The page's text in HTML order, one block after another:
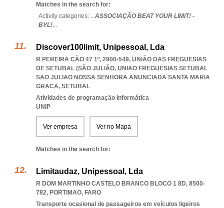
Matches in the search for:
Activity categories: ...ASSOCIAÇÃO BEAT YOUR LIMIT! -
BYL!...
Discover100limit, Unipessoal, Lda
R PEREIRA CÃO 47 1º, 2900-549, UNIÃO DAS FREGUESIAS
DE SETUBAL (SÃO JULIÃO, UNIAO FREGUESIAS SETUBAL
SAO JULIAO NOSSA SENHORA ANUNCIADA SANTA MARIA
GRACA, SETUBAL
Atividades de programação informática
UNIP
Ver empresa Ver no Mapa
Matches in the search for:
Limitaudaz, Unipessoal, Lda
R DOM MARTINHO CASTELO BRANCO BLOCO 1 8D, 8500-
782, PORTIMAO, FARO
Transporte ocasional de passageiros em veículos ligeiros